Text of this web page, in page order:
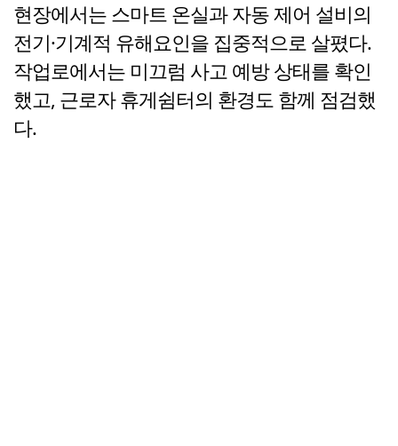
현장에서는 스마트 온실과 자동 제어 설비의
전기·기계적 유해요인을 집중적으로 살폈다.
작업로에서는 미끄럼 사고 예방 상태를 확인
했고, 근로자 휴게쉼터의 환경도 함께 점검했
다.